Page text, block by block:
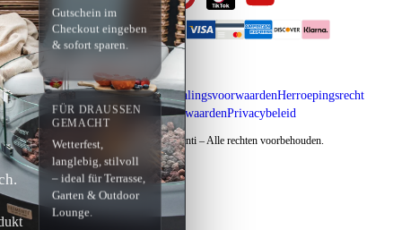
Impressum Verzending & betalingsvoorwaardenHerroepingsrecht
Algemene voorwaardenPrivacybeleid
Copyright © 2026 Elementi – Alle rechten voorbehouden.
Gutschein im
Checkout eingeben
& sofort sparen.
FÜR DRAUSSEN G
EMACHT
Wetterfest,
langlebig, stilvoll
– ideal für Terrasse,
Garten & Outdoor
Lounge.